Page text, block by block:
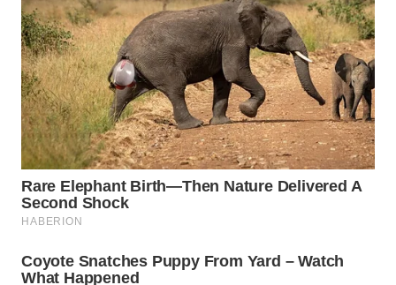
WN
SIMALUNGUN
WN
LABUHANBATU
WN
TAPANULI
TENGAH
WN DELI